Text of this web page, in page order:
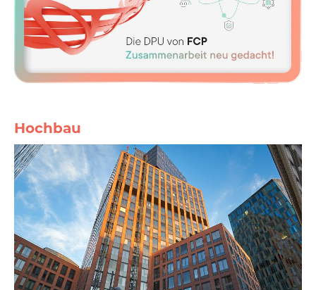
Hochbau